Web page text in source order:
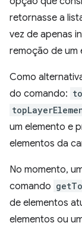
retornasse a
vez de apenas
remoção de um
Como
do comando:
um elemento e
elementos da
No momento,
comando
de elementos
elementos ou